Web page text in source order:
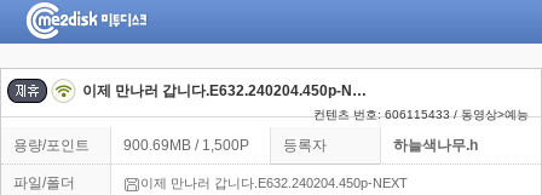
이제 만나러 갑니다.E632.240204.450p-NEXT
컨텐츠 번호: 606115433 / 동영상>예능
용량/포인트 900.69MB / 1,500P 등록자 하늘색나무.h
파일/폴더 이제 만나러 갑니다.E632.240204.450p-NEXT